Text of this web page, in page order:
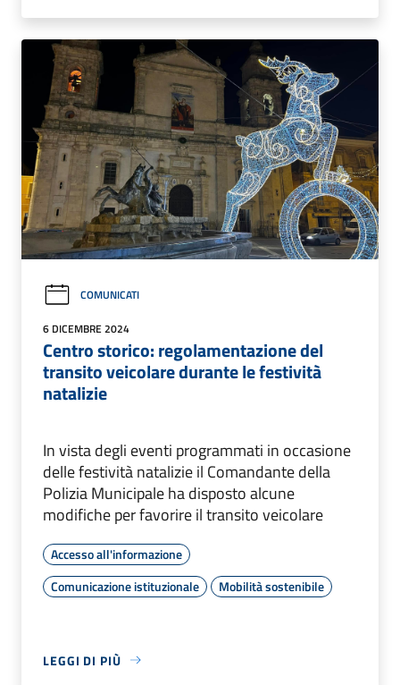
COMUNICATI
6 DICEMBRE 2024
Centro storico: regolamentazione del
transito veicolare durante le festività
natalizie
In vista degli eventi programmati in occasione
delle festività natalizie il Comandante della
Polizia Municipale ha disposto alcune
modifiche per favorire il transito veicolare
Accesso all'informazione
Comunicazione istituzionale
Mobilità sostenibile
LEGGI DI PIÙ